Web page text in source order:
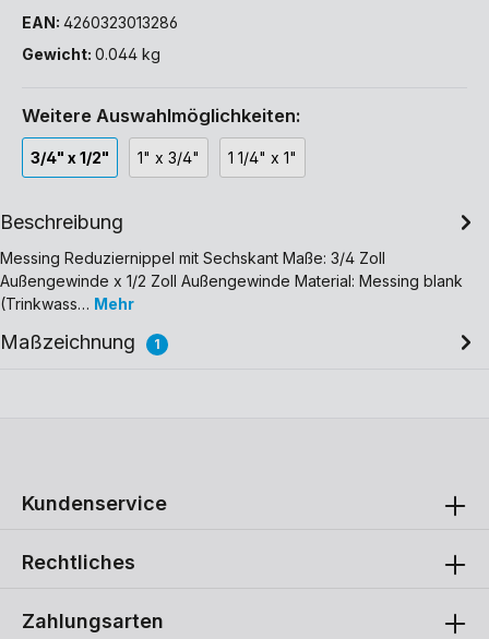
EAN: 4260323013286
Gewicht: 0.044 kg
Weitere Auswahlmöglichkeiten:
3/4" x 1/2" 1" x 3/4" 1 1/4" x 1"
Beschreibung
Messing Reduziernippel mit Sechskant Maße: 3/4 Zoll
Außengewinde x 1/2 Zoll Außengewinde Material: Messing blank
(Trinkwass… Mehr
Maßzeichnung 1
Zahlungsarten
Kundenservice
Rechtliches